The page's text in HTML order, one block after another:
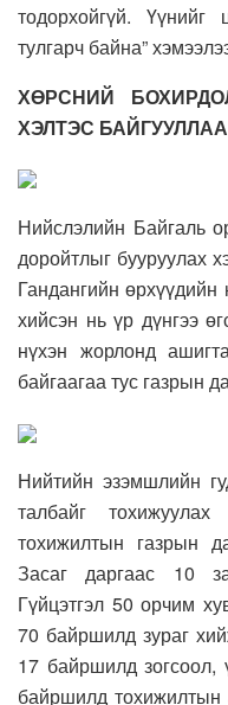
тодорхойгүй.
тулгарч байна”
ХӨРСНИЙ
ХЭЛТЭС БАЙГУУЛЛАА
Нийслэлийн Байгаль
доройтлыг бууруулах
Гандангийн
хийсэн нь үр дүнгээ
нүхэн жорлонд
байгаагаа тус газрын
Нийтийн эзэмшлийн
талбайг
тохижилтын газрын
Засаг даргаас 10
Гүйцэтгэл 50 орчим
70 байршилд зураг
17 байршилд зогсоол,
байршилд тохижилтын